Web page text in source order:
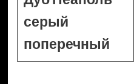
серый
поперечный